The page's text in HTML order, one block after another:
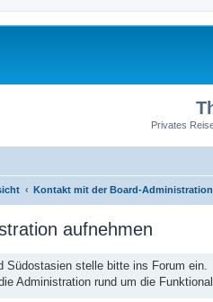
Privates
Kontakt mit der Board-
aufnehmen
Südostasien stelle bitte ins Forum ein.
Administration rund um die